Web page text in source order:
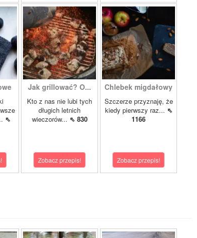
⇖
Jak grillować? O...
Kto z nas nie lubi tych
długich letnich
wieczorów... ⇖ 830
Zobacz przepis!
Chlebek migdałowy
Szczerze przyznaję, że
kiedy pierwszy raz... ⇖
1166
Zobacz przepis!